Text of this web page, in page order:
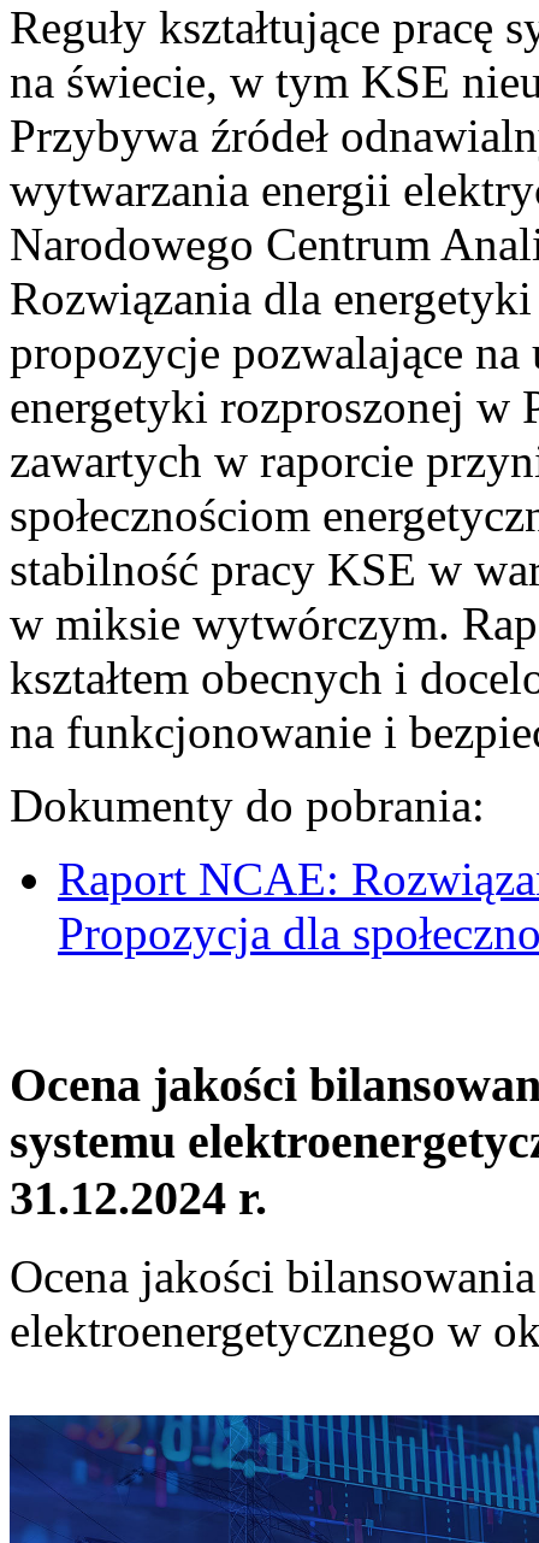
Reguły kształtujące pracę
na świecie, w tym KSE
Przybywa źródeł
wytwarzania energii
Narodowego Centrum
Rozwiązania dla
propozycje pozwalające
energetyki rozproszonej w
zawartych w raporcie
społecznościom
stabilność pracy KSE w
w miksie wytwórczym.
kształtem obecnych i
na funkcjonowanie i
Dokumenty do pobrania:
Raport NCAE:
Propozycja dla
Ocena jakości
systemu
31.12.2024 r.
Ocena jakości
elektroenergetycznego w